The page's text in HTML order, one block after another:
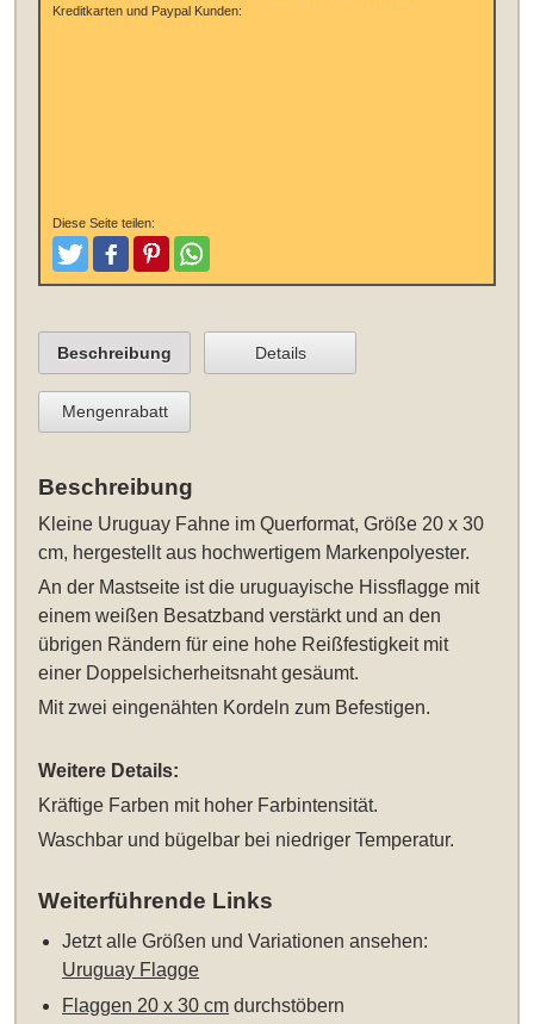
Kreditkarten und Paypal Kunden:
Diese Seite teilen:
TweetenPostenPinterestTeilen
Beschreibung Details
Mengenrabatt
Beschreibung
Kleine Uruguay Fahne im Querformat, Größe 20 x 30
cm, hergestellt aus hochwertigem Markenpolyester.
An der Mastseite ist die uruguayische Hissflagge mit
einem weißen Besatzband verstärkt und an den
übrigen Rändern für eine hohe Reißfestigkeit mit
einer Doppelsicherheitsnaht gesäumt.
Mit zwei eingenähten Kordeln zum Befestigen.
Weitere Details:
Kräftige Farben mit hoher Farbintensität.
Waschbar und bügelbar bei niedriger Temperatur.
Weiterführende Links
Jetzt alle Größen und Variationen ansehen:
Uruguay Flagge
Flaggen 20 x 30 cm durchstöbern